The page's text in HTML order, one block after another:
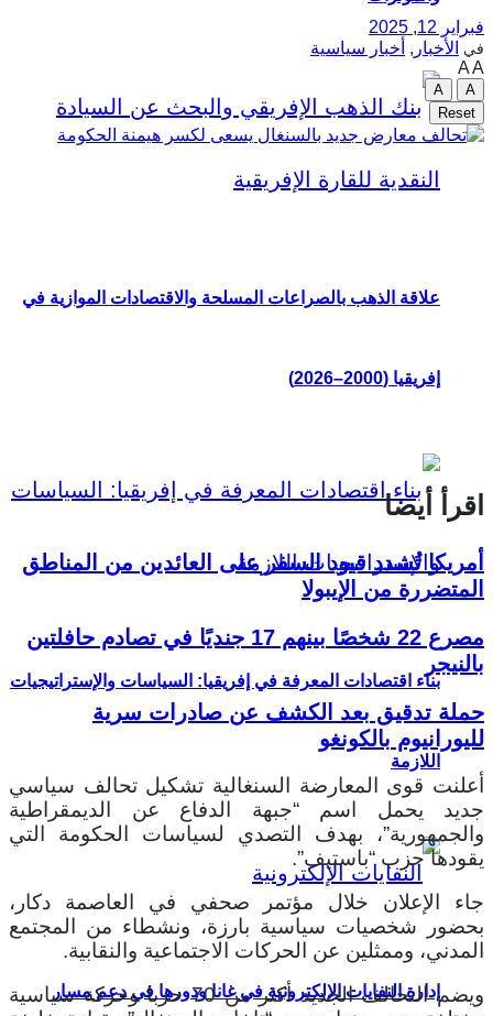
علاقة الذهب بالصراعات المسلحة والاقتصادات الموازية في
إفريقيا (2000–2026)
بناء اقتصادات المعرفة في إفريقيا: السياسات والإستراتيجيات
اللازمة
إدارة النفايات الإلكترونية في غانا ودورها في دعم مسار
فبراير 12, 2025
في الأخبار , أخبار سياسية
AA
A
A
Reset
اقرأ أيضا
أمريكا تُشدد قيود السفر على العائدين من المناطق
المتضررة من الإيبولا
مصرع 22 شخصًا بينهم 17 جنديًا في تصادم حافلتين
بالنيجر
حملة تدقيق بعد الكشف عن صادرات سرية
لليورانيوم بالكونغو
أعلنت قوى المعارضة السنغالية تشكيل تحالف سياسي
جديد يحمل اسم “جبهة الدفاع عن الديمقراطية
والجمهورية”، بهدف التصدي لسياسات الحكومة التي
يقودها حزب “باستيف”.
جاء الإعلان خلال مؤتمر صحفي في العاصمة دكار،
بحضور شخصيات سياسية بارزة، ونشطاء من المجتمع
المدني، وممثلين عن الحركات الاجتماعية والنقابية.
ويضم التحالف الجديد أكثر من 70 حزبا وحركة سياسية